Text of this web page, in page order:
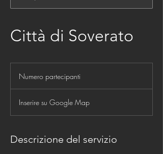
Città di Soverato
Numero partecipanti
Inserire su Google Map
Descrizione del servizio